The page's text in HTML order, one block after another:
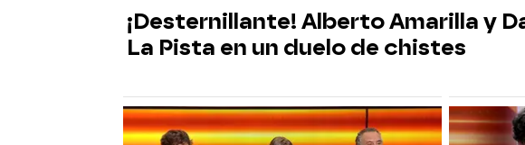
¡Desternillante! Alberto Amarilla y
La Pista en un duelo de chistes